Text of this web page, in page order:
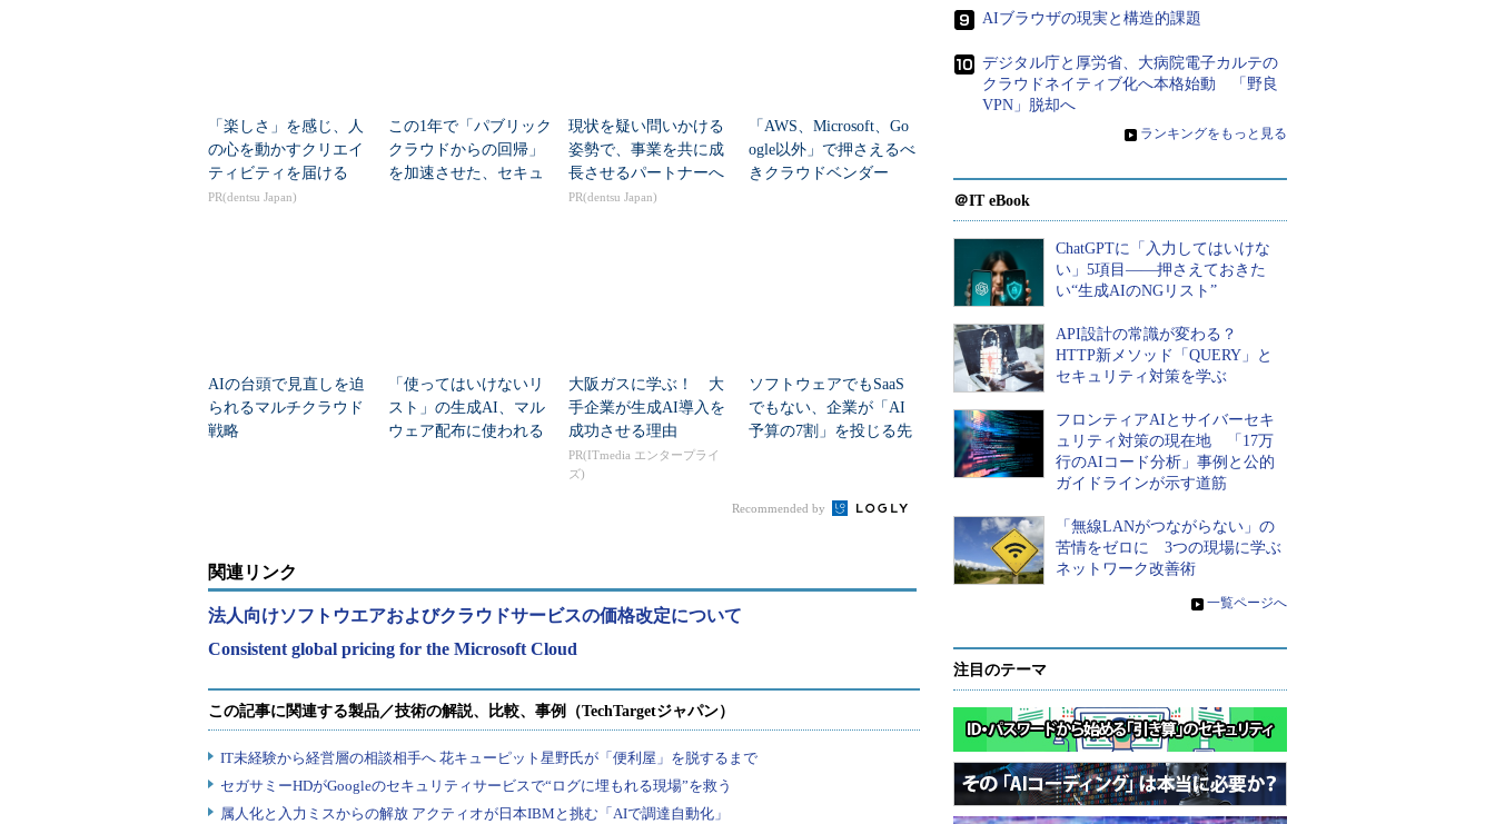
「楽しさ」を感じ、人
の心を動かすクリエイ
ティビティを届ける
PR(dentsu Japan)
この1年で「パブリック
クラウドからの回帰」
を加速させた、セキュ
現状を疑い問いかける
姿勢で、事業を共に成
長させるパートナーへ
PR(dentsu Japan)
「AWS、Microsoft、Go
ogle以外」で押さえるべ
きクラウドベンダー
AIの台頭で見直しを迫
られるマルチクラウド
戦略
「使ってはいけないリ
スト」の生成AI、マル
ウェア配布に使われる
大阪ガスに学ぶ！ 大
手企業が生成AI導入を
成功させる理由
PR(ITmedia エンタープライ
ズ)
ソフトウェアでもSaaS
でもない、企業が「AI
予算の7割」を投じる先
Recommended by
関連リンク
法人向けソフトウエアおよびクラウドサービスの価格改定について
Consistent global pricing for the Microsoft Cloud
AIブラウザの現実と構造的課題
デジタル庁と厚労省、大病院電子カルテの
クラウドネイティブ化へ本格始動 「野良
VPN」脱却へ
» ランキングをもっと見る
＠IT eBook
ChatGPTに「入力してはいけな
い」5項目――押さえておきた
い“生成AIのNGリスト”
API設計の常識が変わる？
HTTP新メソッド「QUERY」と
セキュリティ対策を学ぶ
フロンティアAIとサイバーセキ
ュリティ対策の現在地 「17万
行のAIコード分析」事例と公的
ガイドラインが示す道筋
「無線LANがつながらない」の
苦情をゼロに 3つの現場に学ぶ
ネットワーク改善術
» 一覧ページへ
注目のテーマ